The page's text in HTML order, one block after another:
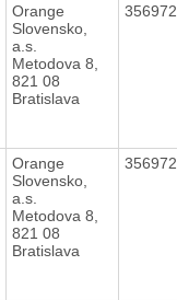
Orange
Slovensko,
a.s.
Metodova 8,
821 08
Bratislava
Orange
Slovensko,
a.s.
Metodova 8,
821 08
Bratislava